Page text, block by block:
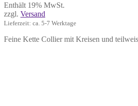
Enthält 19% MwSt.
zzgl. Versand
Lieferzeit: ca. 5-7 Werktage
Feine Kette Collier mit Kreisen und